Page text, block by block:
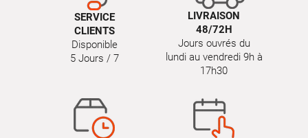
SERVICE
CLIENTS
Disponible
5 Jours / 7
LIVRAISON
48/72H
Jours ouvrés du
lundi au vendredi 9h à
17h30